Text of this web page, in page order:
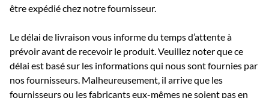
être expédié chez notre fournisseur.
Le délai de livraison vous informe du temps d’attente à
prévoir avant de recevoir le produit. Veuillez noter que ce
délai est basé sur les informations qui nous sont fournies par
nos fournisseurs. Malheureusement, il arrive que les
fournisseurs ou les fabricants eux-mêmes ne soient pas en